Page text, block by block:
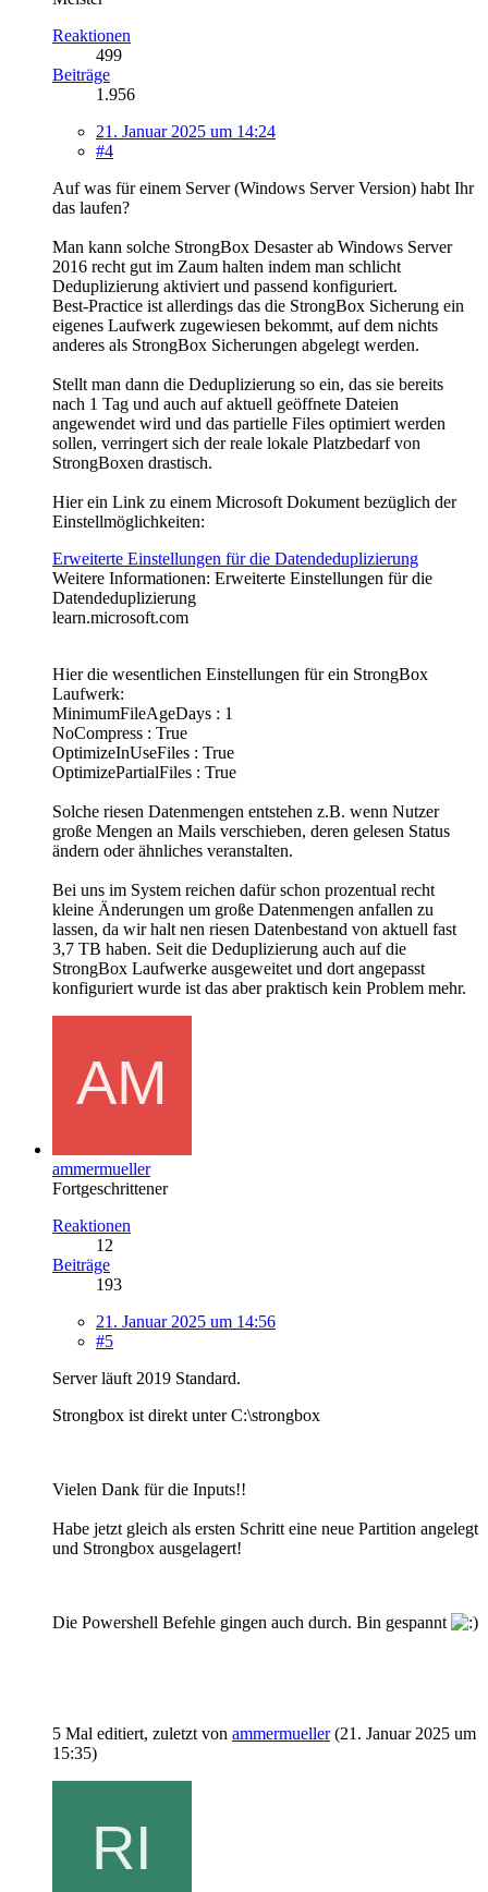
Reaktionen
499
Beiträge
1.956
21. Januar 2025 um 14:24
#4
Auf was für einem Server (Windows Server Version) habt Ihr
das laufen?
Man kann solche StrongBox Desaster ab Windows Server
2016 recht gut im Zaum halten indem man schlicht
Deduplizierung aktiviert und passend konfiguriert.
Best-Practice ist allerdings das die StrongBox Sicherung ein
eigenes Laufwerk zugewiesen bekommt, auf dem nichts
anderes als StrongBox Sicherungen abgelegt werden.
Stellt man dann die Deduplizierung so ein, das sie bereits
nach 1 Tag und auch auf aktuell geöffnete Dateien
angewendet wird und das partielle Files optimiert werden
sollen, verringert sich der reale lokale Platzbedarf von
StrongBoxen drastisch.
Hier ein Link zu einem Microsoft Dokument bezüglich der
Einstellmöglichkeiten:
Erweiterte Einstellungen für die Datendeduplizierung
Weitere Informationen: Erweiterte Einstellungen für die
Datendeduplizierung
learn.microsoft.com
Hier die wesentlichen Einstellungen für ein StrongBox
Laufwerk:
MinimumFileAgeDays : 1
NoCompress : True
OptimizeInUseFiles : True
OptimizePartialFiles : True
Solche riesen Datenmengen entstehen z.B. wenn Nutzer
große Mengen an Mails verschieben, deren gelesen Status
ändern oder ähnliches veranstalten.
Bei uns im System reichen dafür schon prozentual recht
kleine Änderungen um große Datenmengen anfallen zu
lassen, da wir halt nen riesen Datenbestand von aktuell fast
3,7 TB haben. Seit die Deduplizierung auch auf die
StrongBox Laufwerke ausgeweitet und dort angepasst
konfiguriert wurde ist das aber praktisch kein Problem mehr.
ammermueller
Fortgeschrittener
Reaktionen
12
Beiträge
193
21. Januar 2025 um 14:56
#5
Server läuft 2019 Standard.
Strongbox ist direkt unter C:\strongbox
Vielen Dank für die Inputs!!
Habe jetzt gleich als ersten Schritt eine neue Partition angelegt
und Strongbox ausgelagert!
Die Powershell Befehle gingen auch durch. Bin gespannt
5 Mal editiert, zuletzt von ammermueller(21. Januar 2025 um
15:35)